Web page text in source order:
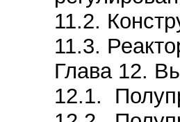
11.2.
11.3.
Глава 12.
12.1.